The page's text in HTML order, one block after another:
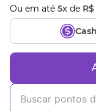
Ou em até 5x de R$